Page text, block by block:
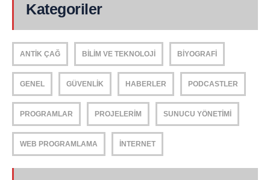
Kategoriler
ANTIK ÇAĞ BILIM VE TEKNOLOJI BIYOGRAFI
GENEL GÜVENLIK HABERLER PODCASTLER
PROGRAMLAR PROJELERIM SUNUCU YÖNETIMI
WEB PROGRAMLAMA İNTERNET